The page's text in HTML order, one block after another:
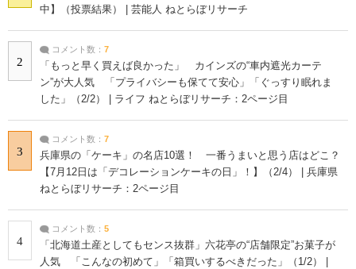
中】（投票結果） | 芸能人 ねとらぼリサーチ
2
コメント数： 7
「もっと早く買えば良かった」 カインズの“車内遮光カーテ
ン”が大人気 「プライバシーも保てて安心」「ぐっすり眠れま
した」（2/2） | ライフ ねとらぼリサーチ：2ページ目
3
コメント数： 7
兵庫県の「ケーキ」の名店10選！ 一番うまいと思う店はどこ？
【7月12日は「デコレーションケーキの日」！】（2/4） | 兵庫県
ねとらぼリサーチ：2ページ目
4
コメント数： 5
「北海道土産としてもセンス抜群」六花亭の“店舗限定”お菓子が
人気 「こんなの初めて」「箱買いするべきだった」（1/2） |